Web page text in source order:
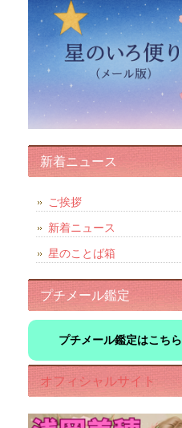
新着ニュース
ご挨拶
新着ニュース
星のことば箱
プチメール鑑定
プチメール鑑定はこちら
オフィシャルサイト